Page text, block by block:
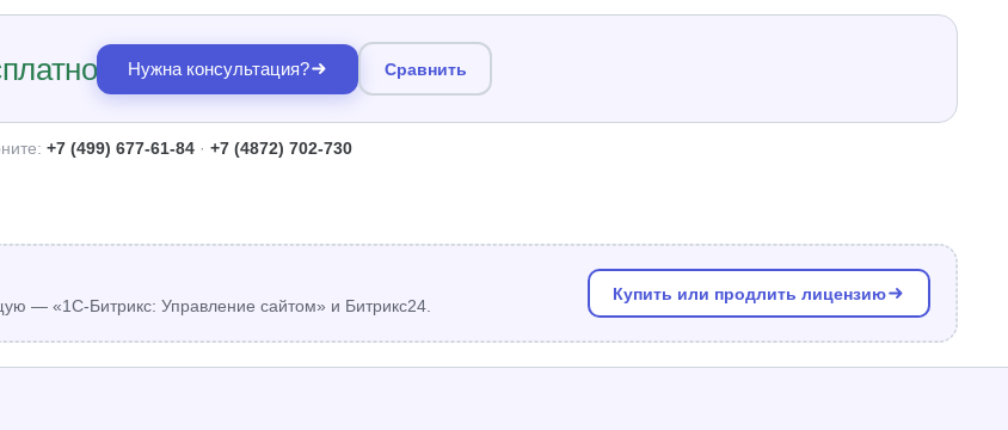
Нужна консультация? Сравнить
+7 (499) 677-61-84 · +7 (4872) 702-730
— «1С-Битрикс: Управление сайтом» и Битрикс24.
Купить или продлить лицензию